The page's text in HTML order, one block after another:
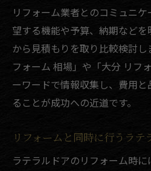
リフォーム業者とのコミュニ
望する機能や予算、納期など
から見積もりを取り比較検討
フォーム 相場」や「大分 リフ
ーワードで情報収集し、費用
ることが成功への近道です。
リフォームと同時に行うラテ
ラテラルドアのリフォーム時